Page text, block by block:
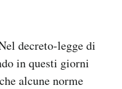
decreto-legge di
in questi giorni
alcune norme